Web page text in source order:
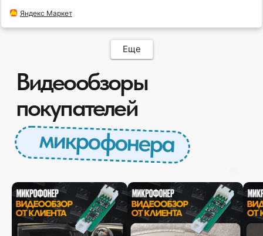
местами.
Яндекс Маркет
Еще